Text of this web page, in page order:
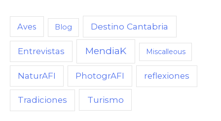
Aves Blog Destino Cantabria
Entrevistas MendiaK Miscalleous
NaturAFI PhotogrAFI reflexiones
Tradiciones Turismo